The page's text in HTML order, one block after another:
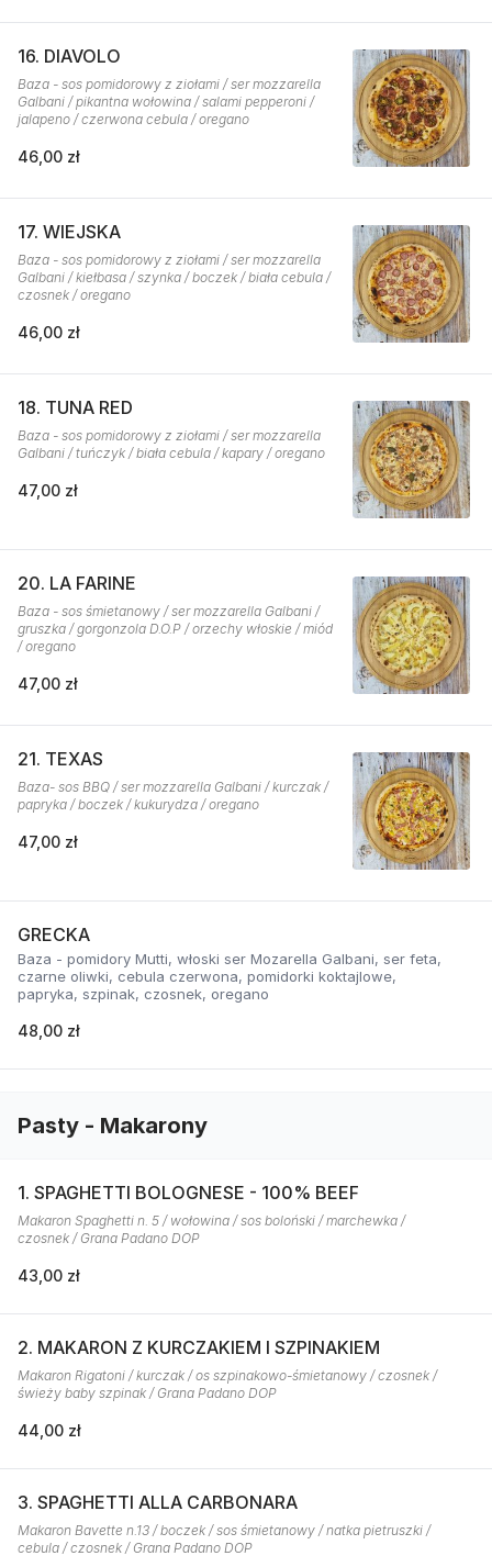
16. DIAVOLO
Baza - sos pomidorowy z ziołami / ser mozzarella
Galbani / pikantna wołowina / salami pepperoni /
jalapeno / czerwona cebula / oregano
46,00 zł
17. WIEJSKA
Baza - sos pomidorowy z ziołami / ser mozzarella
Galbani / kiełbasa / szynka / boczek / biała cebula /
czosnek / oregano
46,00 zł
18. TUNA RED
Baza - sos pomidorowy z ziołami / ser mozzarella
Galbani / tuńczyk / biała cebula / kapary / oregano
47,00 zł
20. LA FARINE
Baza - sos śmietanowy / ser mozzarella Galbani /
gruszka / gorgonzola D.O.P / orzechy włoskie / miód
/ oregano
47,00 zł
21. TEXAS
Baza- sos BBQ / ser mozzarella Galbani / kurczak /
papryka / boczek / kukurydza / oregano
47,00 zł
GRECKA
Baza - pomidory Mutti, włoski ser Mozarella Galbani, ser feta,
czarne oliwki, cebula czerwona, pomidorki koktajlowe,
papryka, szpinak, czosnek, oregano
48,00 zł
Pasty - Makarony
1. SPAGHETTI BOLOGNESE - 100% BEEF
Makaron Spaghetti n. 5 / wołowina / sos boloński / marchewka /
czosnek / Grana Padano DOP
43,00 zł
2. MAKARON Z KURCZAKIEM I SZPINAKIEM
Makaron Rigatoni / kurczak / os szpinakowo-śmietanowy / czosnek /
świeży baby szpinak / Grana Padano DOP
44,00 zł
3. SPAGHETTI ALLA CARBONARA
Makaron Bavette n.13 / boczek / sos śmietanowy / natka pietruszki /
cebula / czosnek / Grana Padano DOP